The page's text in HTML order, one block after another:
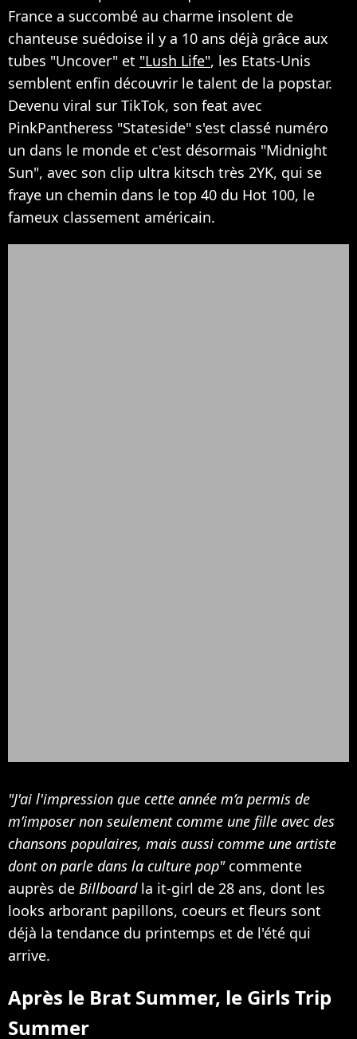
France a succombé au charme insolent de
chanteuse suédoise il y a 10 ans déjà grâce aux
tubes "Uncover" et "Lush Life", les Etats-Unis
semblent enfin découvrir le talent de la popstar.
Devenu viral sur TikTok, son feat avec
PinkPantheress "Stateside" s'est classé numéro
un dans le monde et c'est désormais "Midnight
Sun", avec son clip ultra kitsch très 2YK, qui se
fraye un chemin dans le top 40 du Hot 100, le
fameux classement américain.
"J'ai l'impression que cette année m’a permis de
m’imposer non seulement comme une fille avec des
chansons populaires, mais aussi comme une artiste
dont on parle dans la culture pop"commente
auprès de Billboard la it-girl de 28 ans, dont les
looks arborant papillons, coeurs et fleurs sont
déjà la tendance du printemps et de l'été qui
arrive.
Après le Brat Summer, le Girls Trip
Summer